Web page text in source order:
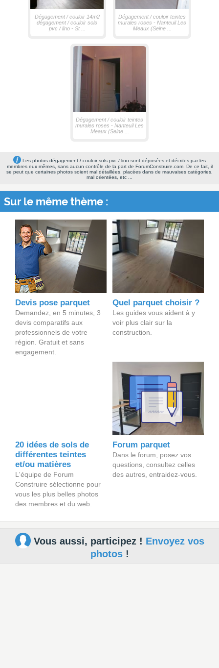
Dégagement / couloir 14m2
dégagement / couloir sols
pvc / lino - St ...
Dégagement / couloir teintes
murales roses - Nanteuil Les
Meaux (Seine ...
Dégagement / couloir teintes
murales roses - Nanteuil Les
Meaux (Seine ...
Les photos dégagement / couloir sols pvc / lino sont déposées et décrites par les
membres eux mêmes, sans aucun contrôle de la part de ForumConstruire.com. De ce fait, il
se peut que certaines photos soient mal détaillées, placées dans de mauvaises catégories,
mal orientées, etc ...
Sur le même thème :
Devis pose parquet
Demandez, en 5 minutes, 3
devis comparatifs aux
professionnels de votre
région. Gratuit et sans
engagement.
Quel parquet choisir ?
Les guides vous aident à y
voir plus clair sur la
construction.
20 idées de sols de
différentes teintes
et/ou matières
L'équipe de Forum
Construire sélectionne pour
vous les plus belles photos
des membres et du web.
Forum parquet
Dans le forum, posez vos
questions, consultez celles
des autres, entraidez-vous.
Vous aussi, participez ! Envoyez vos
photos!